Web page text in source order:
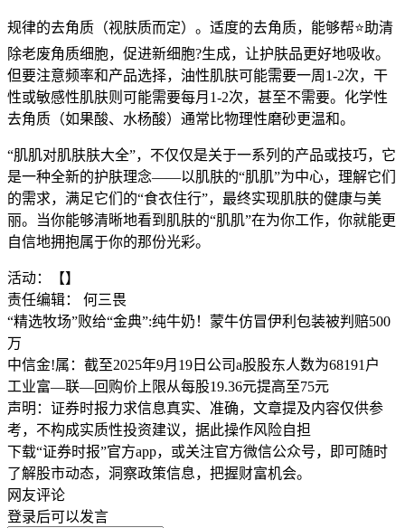
规律的去角质（视肤质而定）。适度的去角质，能够帮⭐助清
除老废角质细胞，促进新细胞?生成，让护肤品更好地吸收。
但要注意频率和产品选择，油性肌肤可能需要一周1-2次，干
性或敏感性肌肤则可能需要每月1-2次，甚至不需要。化学性
去角质（如果酸、水杨酸）通常比物理性磨砂更温和。
“肌肌对肌肤肤大全”，不仅仅是关于一系列的产品或技巧，它
是一种全新的护肤理念——以肌肤的“肌肌”为中心，理解它们
的需求，满足它们的“食衣住行”，最终实现肌肤的健康与美
丽。当你能够清晰地看到肌肤的“肌肌”在为你工作，你就能更
自信地拥抱属于你的那份光彩。
活动：【】
责任编辑： 何三畏
“精选牧场”败给“金典”:纯牛奶！蒙牛仿冒伊利包装被判赔500
万
中信金!属：截至2025年9月19日公司a股股东人数为68191户
工业富—联—回购价上限从每股19.36元提高至75元
声明：证券时报力求信息真实、准确，文章提及内容仅供参
考，不构成实质性投资建议，据此操作风险自担
下载“证券时报”官方app，或关注官方微信公众号，即可随时
了解股市动态，洞察政策信息，把握财富机会。
网友评论
登录后可以发言